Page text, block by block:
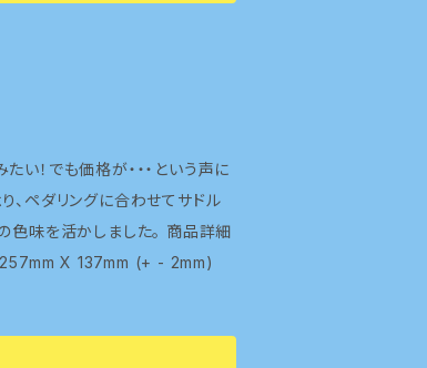
、ペダリングに合わせてサドル
かしました。 商品詳細
X 137mm (+ - 2mm)